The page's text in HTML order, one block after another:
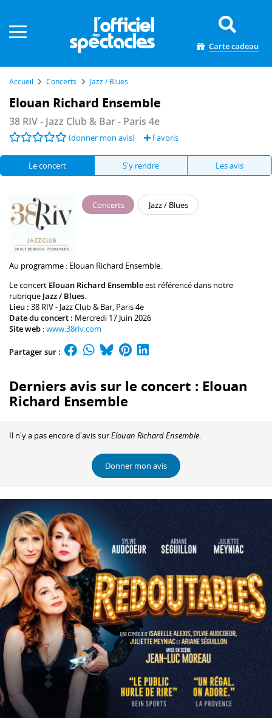
Carte cadeau
Accueil Concerts Jazz / Blues
Elouan Richard Ensemble
38 RIV - Jazz Club & Bar- Paris 4e
(donner mon avis) Favoris
Le concert S'y rendre Les avis
Concerts Jazz / Blues
Au programme : Elouan Richard Ensemble.
Le concert Elouan Richard Ensembleest référencé dans notre
rubrique Jazz / Blues.
Lieu : 38 RIV - Jazz Club & Bar, Paris 4e
Date du concert : Mercredi 17 Juin 2026
Site web :www.38riv.com
Partager sur :
Derniers avis sur le concert : Elouan
Richard Ensemble
Il n'y a pas encore d'avis surElouan Richard Ensemble.
Donner mon avis